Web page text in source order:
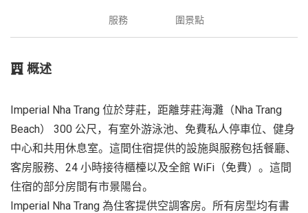
服務 圍景點
概述
Imperial Nha Trang 位於芽莊，距離芽莊海灘（Nha Trang
Beach） 300 公尺，有室外游泳池、免費私人停車位、健身
中心和共用休息室。這間住宿提供的設施與服務包括餐廳、
客房服務、24 小時接待櫃檯以及全館 WiFi（免費）。這間
住宿的部分房間有市景陽台。
Imperial Nha Trang 為住客提供空調客房。所有房型均有書